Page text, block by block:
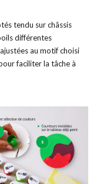
tendu sur châssis
différentes
au motif choisi
faciliter la tâche à